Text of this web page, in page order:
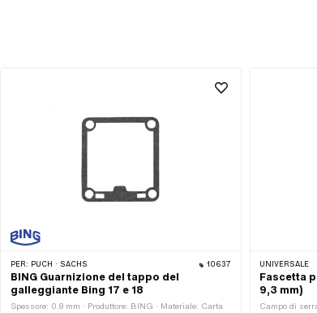
PER: PUCH · SACHS 10637
BING Guarnizione del tappo del
galleggiante Bing 17 e 18
Spessore: 0.8 mm · Produttore: BING · Materiale: Carta
UNIVERSALE
Fascetta
9,3 mm)
Campo di